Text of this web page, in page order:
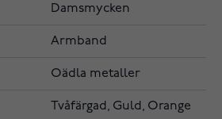
Damsmycken
Armband
Oädla metaller
Tvåfärgad, Guld, Orange